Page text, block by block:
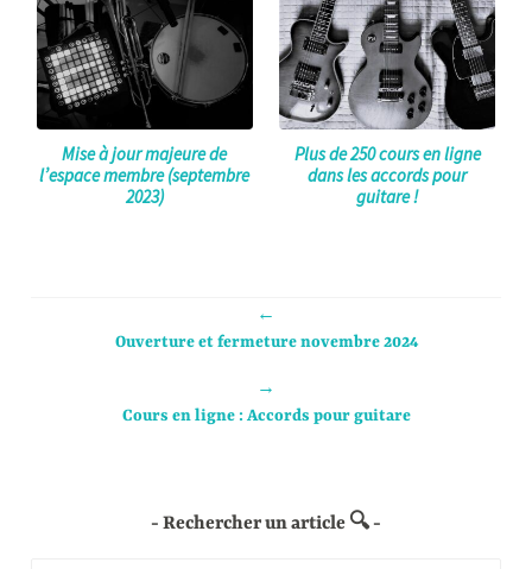
Mise à jour majeure de
l’espace membre (septembre
2023)
Plus de 250 cours en ligne
dans les accords pour
guitare !
←
Ouverture et fermeture novembre 2024
→
Cours en ligne : Accords pour guitare
Rechercher un article 🔍